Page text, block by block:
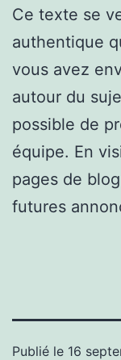
Ce texte se
authentique
vous avez
autour du
possible de
équipe. En
pages de
futures
Publié le 16